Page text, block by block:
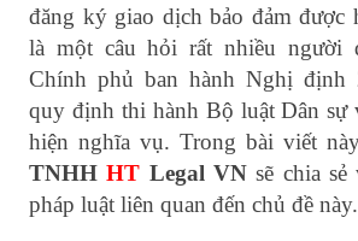
đăng ký giao dịch bảo đảm được
là một câu hỏi rất nhiều người
Chính phủ ban hành Nghị định
quy định thi hành Bộ luật Dân sự
hiện nghĩa vụ. Trong bài viết
TNHHHT Legal VNsẽ chia sẻ
pháp luật liên quan đến chủ đề này.